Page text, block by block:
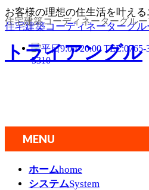
お客様の理想の住生活を叶える
住宅建築コーディネーターグ
住宅建築コーディネーターグル
トライアングル
MENU
ホームhome
システムSystem